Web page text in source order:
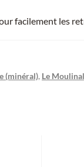
facilement les
(minéral), Le